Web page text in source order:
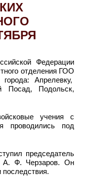
Федерации
отделения ГОО
Апрелевку,
Посад, Подольск,
учения с
проводились под
председатель
А. Ф. Черзаров. Он
последствия.